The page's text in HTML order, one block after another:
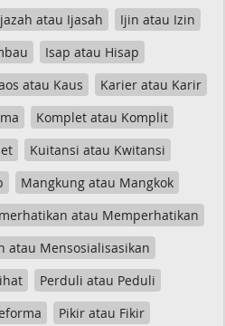
atau Ijasah
Ijin atau Izin
Isap atau Hisap
atau Kaus
Karier atau Karir
Komplet atau Komplit
Kuitansi atau Kwitansi
Mangkung atau Mangkok
atau Memperhatikan
atau Mensosialisasikan
Perduli atau Peduli
Pikir atau Fikir